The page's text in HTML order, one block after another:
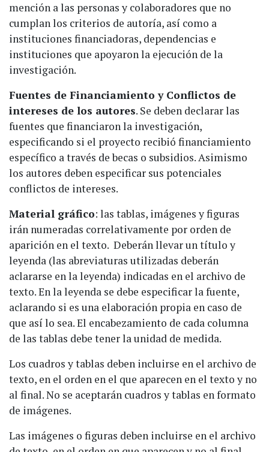
mención a las personas y colaboradores que no
cumplan los criterios de autoría, así como a
instituciones financiadoras, dependencias e
instituciones que apoyaron la ejecución de la
investigación.
Fuentes de Financiamiento y Conflictos de
intereses de los autores. Se deben declarar las
fuentes que financiaron la investigación,
especificando si el proyecto recibió financiamiento
específico a través de becas o subsidios. Asimismo
los autores deben especificar sus potenciales
conflictos de intereses.
Material gráfico: las tablas, imágenes y figuras
irán numeradas correlativamente por orden de
aparición en el texto. Deberán llevar un título y
leyenda (las abreviaturas utilizadas deberán
aclararse en la leyenda) indicadas en el archivo de
texto. En la leyenda se debe especificar la fuente,
aclarando si es una elaboración propia en caso de
que así lo sea. El encabezamiento de cada columna
de las tablas debe tener la unidad de medida.
Los cuadros y tablas deben incluirse en el archivo de
texto, en el orden en el que aparecen en el texto y no
al final. No se aceptarán cuadros y tablas en formato
de imágenes.
Las imágenes o figuras deben incluirse en el archivo